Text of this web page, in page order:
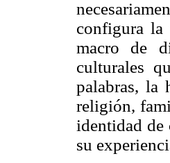
configura
macro de
culturales
palabras, la
religión,
identidad de
su